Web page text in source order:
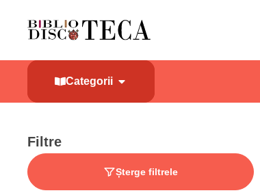
Categorii
Filtre
Șterge filtrele